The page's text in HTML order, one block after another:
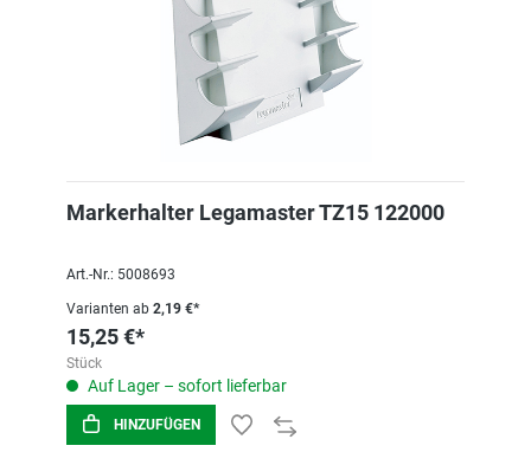
Markerhalter Legamaster TZ15 122000
Art.-Nr.: 5008693
Varianten ab 2,19 €*
15,25 €*
Stück
Auf Lager – sofort lieferbar
HINZUFÜGEN